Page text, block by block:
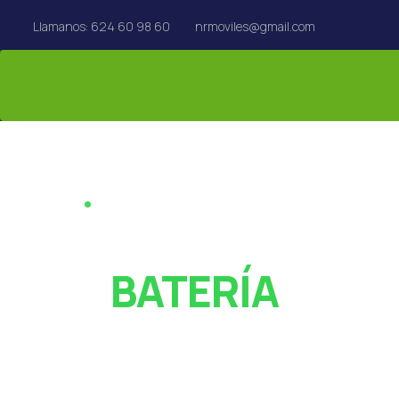
Llamanos: 624 60 98 60 nrmoviles@gmail.com
BATERÍA